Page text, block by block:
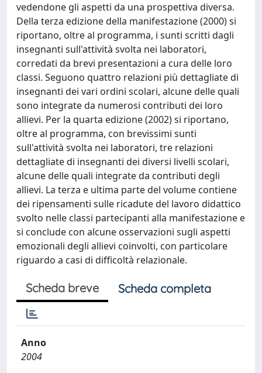
vedendone gli aspetti da una prospettiva diversa.
Della terza edizione della manifestazione (2000) si
riportano, oltre al programma, i sunti scritti dagli
insegnanti sull'attività svolta nei laboratori,
corredati da brevi presentazioni a cura delle loro
classi. Seguono quattro relazioni più dettagliate di
insegnanti dei vari ordini scolari, alcune delle quali
sono integrate da numerosi contributi dei loro
allievi. Per la quarta edizione (2002) si riportano,
oltre al programma, con brevissimi sunti
sull'attività svolta nei laboratori, tre relazioni
dettagliate di insegnanti dei diversi livelli scolari,
alcune delle quali integrate da contributi degli
allievi. La terza e ultima parte del volume contiene
dei ripensamenti sulle ricadute del lavoro didattico
svolto nelle classi partecipanti alla manifestazione e
si conclude con alcune osservazioni sugli aspetti
emozionali degli allievi coinvolti, con particolare
riguardo a casi di difficoltà relazionale.
Scheda breve Scheda completa
Anno
2004